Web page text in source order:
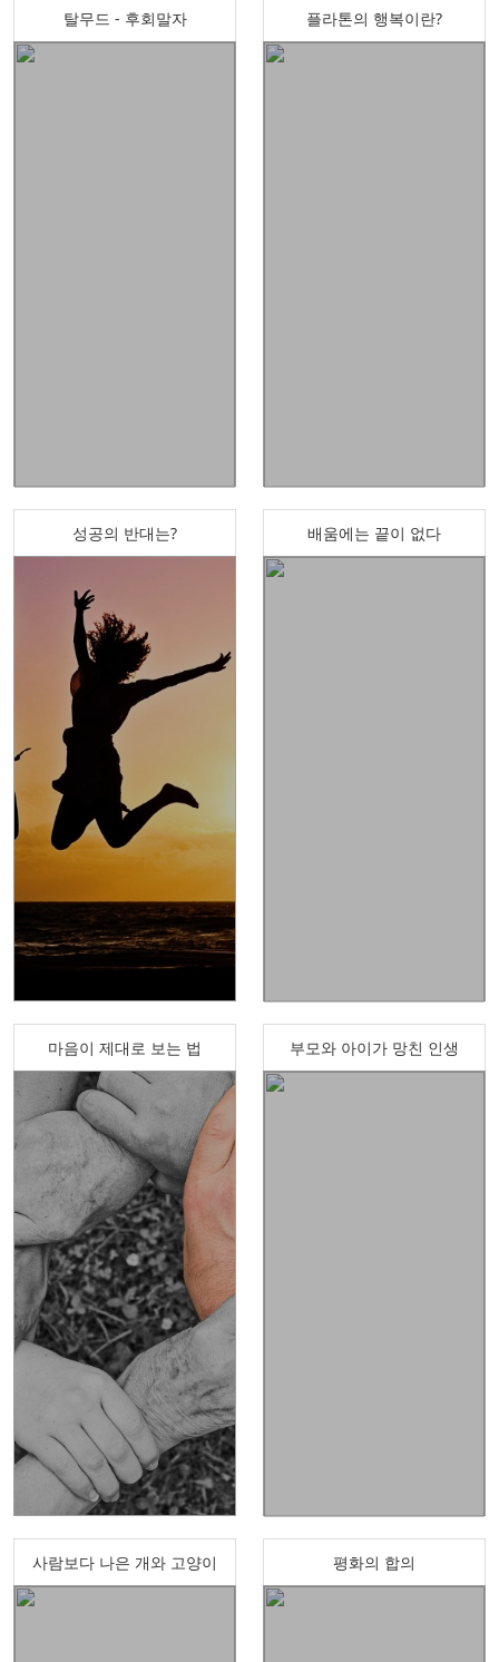
탈무드 - 후회말자 플라톤의 행복이란?
성공의 반대는? 배움에는 끝이 없다
마음이 제대로 보는 법 부모와 아이가 망친 인생
사람보다 나은 개와 고양이 평화의 합의